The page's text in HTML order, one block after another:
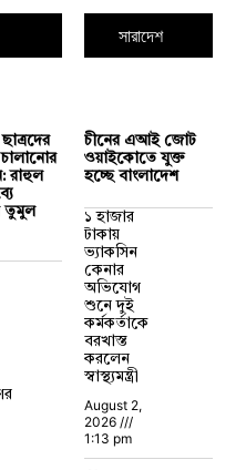
রাহুল
তুমুল
সারাদেশ
চীনের এআই জোট
ওয়াইকোতে যুক্ত
হচ্ছে বাংলাদেশ
১ হাজার
টাকায়
ভ্যাকসিন
কেনার
অভিযোগ
শুনে দুই
কর্মকর্তাকে
বরখাস্ত
করলেন
স্বাস্থ্যমন্ত্রী
August 2,
2026
1:13 pm